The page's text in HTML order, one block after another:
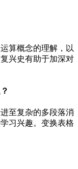
算概念的理解，以
兴史有助于加深对
至复杂的多段落消
习兴趣。变换表格